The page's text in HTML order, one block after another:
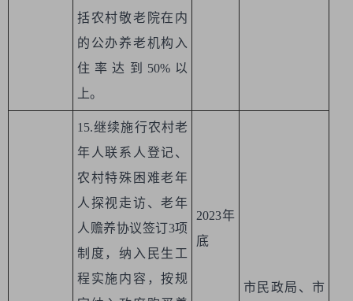
括农村敬老院在内
的公办养老机构入
住率达到50%以
上。
15.继续施行农村老
年人联系人登记、
农村特殊困难老年
人探视走访、老年
人赡养协议签订3项
制度，纳入民生工
程实施内容，按规
2023年
底
市民政局、市